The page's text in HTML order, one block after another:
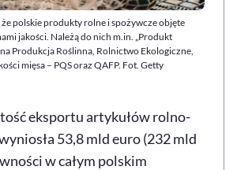
że polskie produkty rolne i spożywcze objęte
jakości. Należą do nich m.in. „Produkt
Produkcja Roślinna, Rolnictwo Ekologiczne,
mięsa – PQS oraz QAFP. Fot. Getty
eksportu artykułów rolno-
53,8 mld euro (232 mld
w całym polskim